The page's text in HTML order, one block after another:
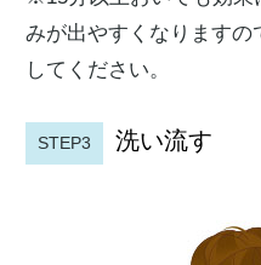
みが出やすくなります
してください。
STEP3 洗い流す